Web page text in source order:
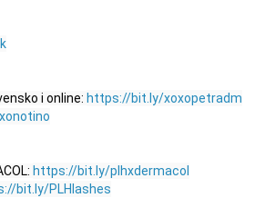
i online: https://bit.ly/xoxopetradm
https://bit.ly/plhxdermacol
bit.ly/PLHlashes